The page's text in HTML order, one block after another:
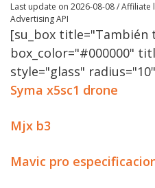
Last update on 2026-08-08 /
Advertising API
[su_box title="También
box_color="#000000"
style="glass"
Syma x5sc1 drone
Mjx b3
Mavic pro